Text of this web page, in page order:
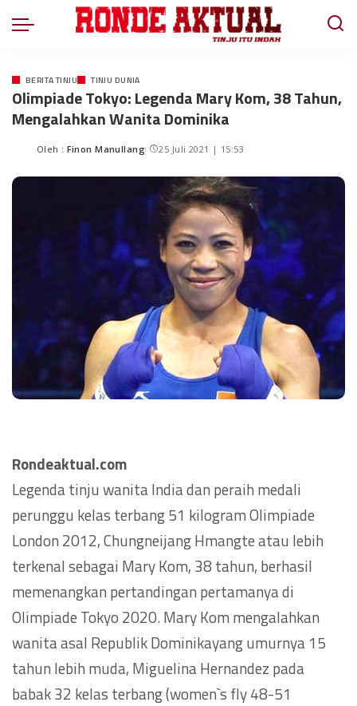
BERITA TINJU TINJU DUNIA
Olimpiade Tokyo: Legenda Mary Kom, 38 Tahun,
Mengalahkan Wanita Dominika
Oleh : Finon Manullang 25 Juli 2021 | 15:53
Rondeaktual.com
Legenda tinju wanita India dan peraih medali
perunggu kelas terbang 51 kilogram Olimpiade
London 2012, Chungneijang Hmangte atau lebih
terkenal sebagai Mary Kom, 38 tahun, berhasil
memenangkan pertandingan pertamanya di
Olimpiade Tokyo 2020. Mary Kom mengalahkan
wanita asal Republik Dominikayang umurnya 15
tahun lebih muda, Miguelina Hernandez pada
babak 32 kelas terbang (women`s fly 48-51